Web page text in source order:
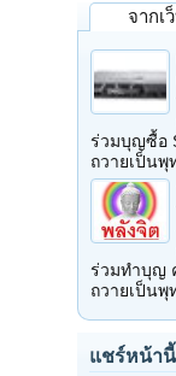
จากเ
ร่วมบุญซื้อ
ถวายเป็น
ร่วมทำบุญ
ถวายเป็น
แชร์หน้านี้